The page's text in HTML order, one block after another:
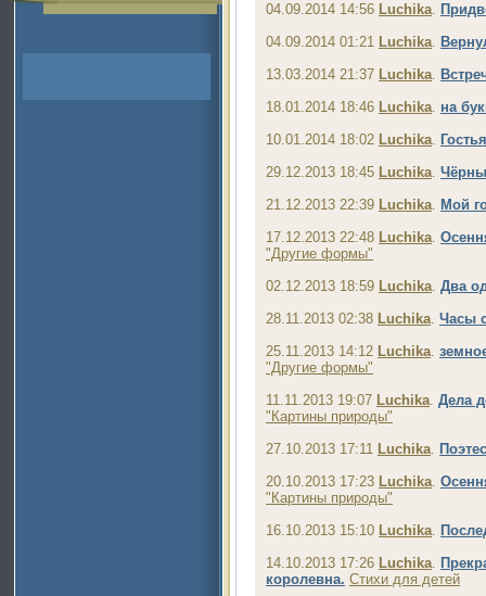
04.09.2014 14:56 Luchika.
04.09.2014 01:21 Luchika.
13.03.2014 21:37 Luchika.
18.01.2014 18:46 Luchika. на
10.01.2014 18:02 Luchika.
29.12.2013 18:45 Luchika.
21.12.2013 22:39 Luchika. Мой
17.12.2013 22:48 Luchika.
"Другие формы"
02.12.2013 18:59 Luchika. Два
28.11.2013 02:38 Luchika. Часы
25.11.2013 14:12 Luchika.
"Другие формы"
11.11.2013 19:07 Luchika. Дела
"Картины природы"
27.10.2013 17:11 Luchika.
20.10.2013 17:23 Luchika.
"Картины природы"
16.10.2013 15:10 Luchika.
14.10.2013 17:26 Luchika.
королевна. Стихи для детей